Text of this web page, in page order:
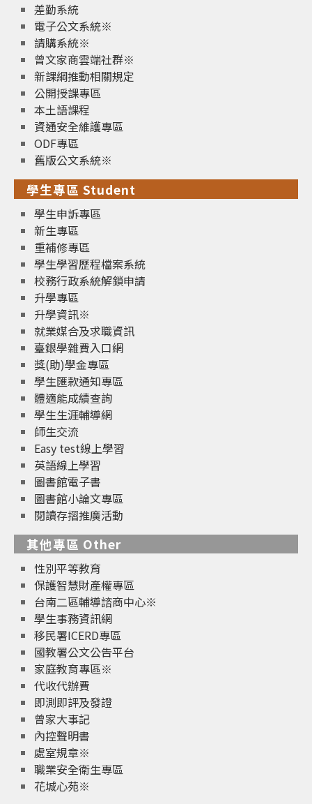
差勤系統
電子公文系統※
請購系統※
曾文家商雲端社群※
新課綱推動相關規定
公開授課專區
本土語課程
資通安全維護專區
ODF專區
舊版公文系統※
學生專區 Student
學生申訴專區
新生專區
重補修專區
學生學習歷程檔案系統
校務行政系統解鎖申請
升學專區
升學資訊※
就業媒合及求職資訊
臺銀學雜費入口網
獎(助)學金專區
學生匯款通知專區
體適能成績查詢
學生生涯輔導網
師生交流
Easy test線上學習
英語線上學習
圖書館電子書
圖書館小論文專區
閱讀存摺推廣活動
其他專區 Other
性別平等教育
保護智慧財產權專區
台南二區輔導諮商中心※
學生事務資訊網
移民署ICERD專區
國教署公文公告平台
家庭教育專區※
代收代辦費
即測即評及發證
曾家大事記
內控聲明書
處室規章※
職業安全衛生專區
花城心苑※